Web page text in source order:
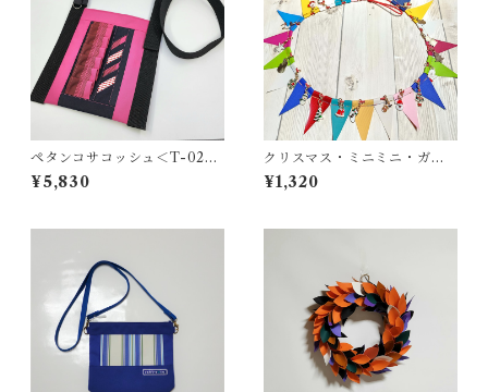
ペタンコサコッシュ＜T-0278
＞
¥5,830
クリスマス・ミニミニ・ガー
ランド ＜K-0686＞
¥1,320